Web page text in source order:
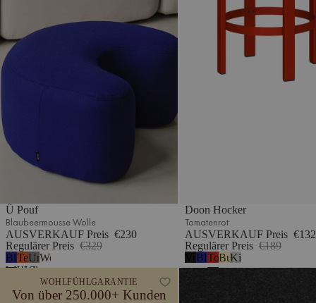
Ü Pouf
Blaubeermousse Wolle
AUSVERKAUF Preis €230
Regulärer Preis €329
Blaubeermousse
Wolle
Terrakotta-
Wolle
Universelles
Grau
Wolle
Wolkenbeige Bouclé
Doon Hocker
Tomatenrot
AUSVERKAUF Preis €132
Regulärer Preis €189
Vulkanschwarz
Blaubeermousse
Tomatenrot
Buttergelb
Kieselgrau
WOHLFÜHLGARANTIE
Von über 250.000+ Kunden